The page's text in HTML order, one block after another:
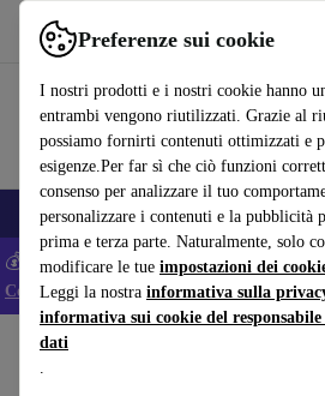
Preferenze sui cookie
I nostri prodotti e i nostri cookie hanno
entrambi vengono riutilizzati. Grazie al
possiamo fornirti contenuti ottimizzati e
esigenze.Per far sì che ciò funzioni
consenso per analizzare il tuo
personalizzare i contenuti e la pubblicità
prima e terza parte. Naturalmente, solo
modificare le tue impostazioni dei
Leggi la nostra informativa sulla
informativa sui cookie del
dati
.
Usa refurbed in modo rapido e semplice
🎒 Back to school Smartphone Portatili
💰 Extra -5% su tutti gli smartphone
Condizioni
Home